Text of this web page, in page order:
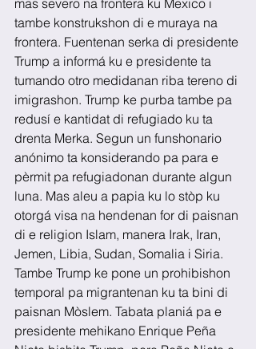
mas severo na frontera ku Mexico i
tambe konstrukshon di e muraya na
frontera. Fuentenan serka di presidente
Trump a informá ku e presidente ta
tumando otro medidanan riba tereno di
imigrashon. Trump ke purba tambe pa
redusí e kantidat di refugiado ku ta
drenta Merka. Segun un funshonario
anónimo ta konsiderando pa para e
pèrmit pa refugiadonan durante algun
luna. Mas aleu a papia ku lo stòp ku
otorgá visa na hendenan for di paisnan
di e religion Islam, manera Irak, Iran,
Jemen, Libia, Sudan, Somalia i Siria.
Tambe Trump ke pone un prohibishon
temporal pa migrantenan ku ta bini di
paisnan Mòslem. Tabata planiá pa e
presidente mehikano Enrique Peña